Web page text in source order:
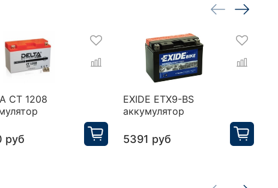
CT 1208
руб
EXIDE ETX9-BS
аккумулятор
5391 руб